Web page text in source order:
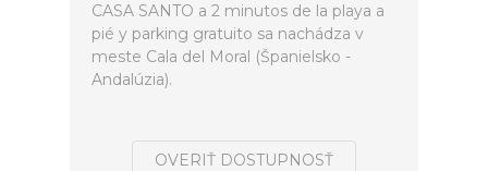
CASA SANTO a 2 minutos de la playa a
pié y parking gratuito sa nachádza v
meste Cala del Moral (Španielsko -
Andalúzia).
OVERIŤ DOSTUPNOSŤ